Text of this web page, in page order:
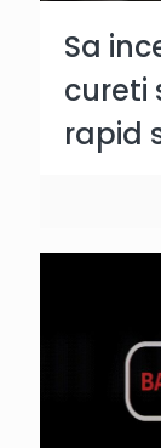
Sa
cureti
rapid